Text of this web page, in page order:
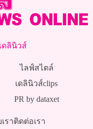
ดลินิวส์
ไลฟ์สไตล์
เดลินิวส์clips
PR by dataxet
ราติดต่อเรา